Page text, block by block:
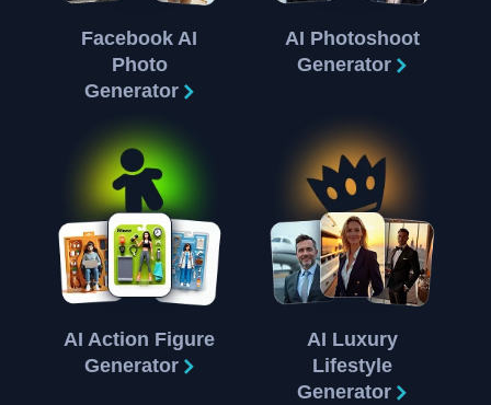
Facebook AI
Photo
Generator
AI Photoshoot
Generator
AI Action Figure
Generator
AI Luxury
Lifestyle
Generator